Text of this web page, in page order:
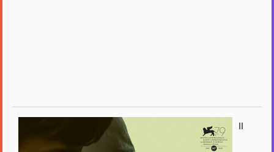
Il